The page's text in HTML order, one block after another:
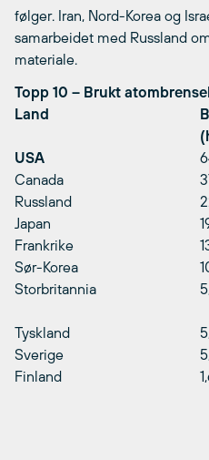
følger. Iran, Nord-Korea og
samarbeidet med Russland
materiale.
Topp 10 – Brukt
Land
USA
Canada
Russland
Japan
Frankrike
Sør-Korea
Storbritannia
Tyskland
Sverige
Finland